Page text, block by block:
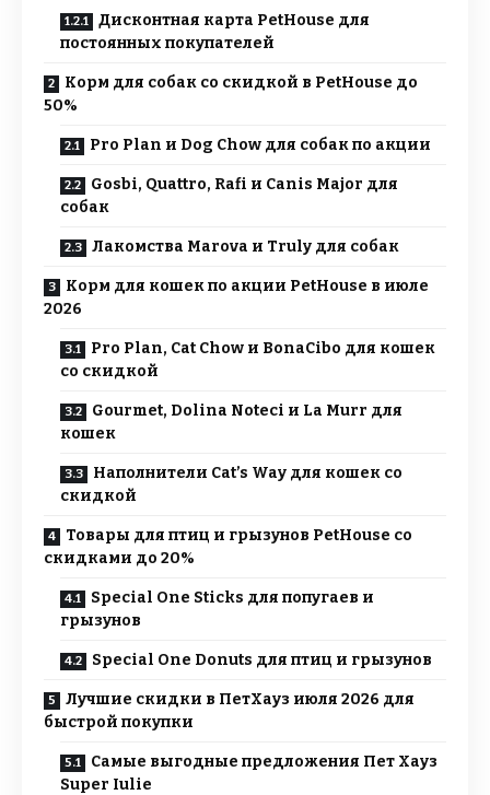
Дисконтная карта PetHouse для
постоянных покупателей
Корм для собак со скидкой в PetHouse до
50%
Pro Plan и Dog Chow для собак по акции
Gosbi, Quattro, Rafi и Canis Major для
собак
Лакомства Marova и Truly для собак
Корм для кошек по акции PetHouse в июле
2026
Pro Plan, Cat Chow и BonaCibo для кошек
со скидкой
Gourmet, Dolina Noteci и La Murr для
кошек
Наполнители Cat’s Way для кошек со
скидкой
Товары для птиц и грызунов PetHouse со
скидками до 20%
Special One Sticks для попугаев и
грызунов
Special One Donuts для птиц и грызунов
Лучшие скидки в ПетХауз июля 2026 для
быстрой покупки
Самые выгодные предложения Пет Хауз
Super Iulie